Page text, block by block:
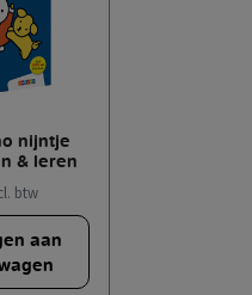
nijntje
& leren
btw
aan